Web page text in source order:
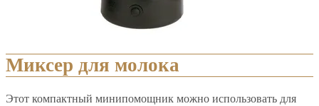
Миксер для молока
Этот компактный минипомощник можно использовать для